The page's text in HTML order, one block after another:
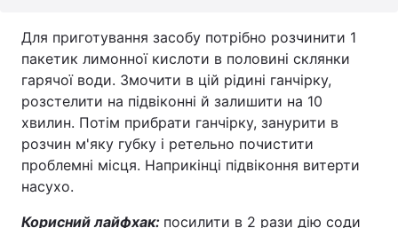
Для приготування засобу потрібно розчинити 1
пакетик лимонної кислоти в половині склянки
гарячої води. Змочити в цій рідині ганчірку,
розстелити на підвіконні й залишити на 10
хвилин. Потім прибрати ганчірку, занурити в
розчин м'яку губку і ретельно почистити
проблемні місця. Наприкінці підвіконня витерти
насухо.
Корисний лайфхак: посилити в 2 рази дію соди